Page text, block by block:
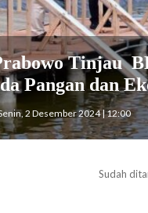
Tinjau
Pangan dan
2 Desember 2024 | 12:00
Sudah